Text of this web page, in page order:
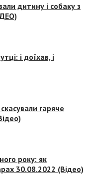
дитину і собаку з
і доїхав, і
гаряче
року: як
30.08.2022 (Відео)